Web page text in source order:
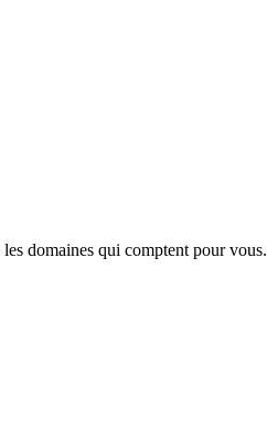
domaines qui comptent pour vous.